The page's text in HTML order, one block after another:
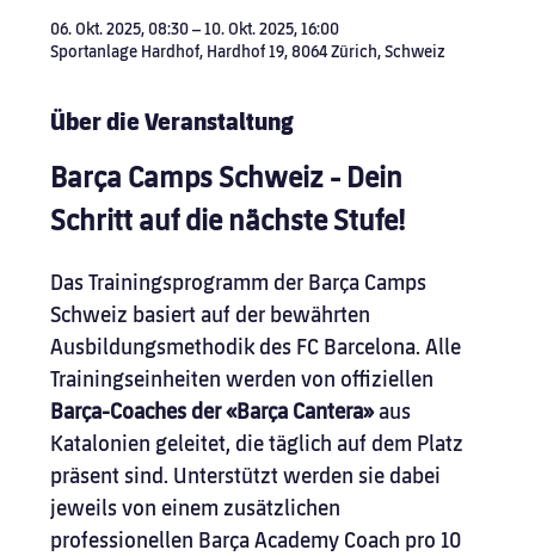
06. Okt. 2025, 08:30 – 10. Okt. 2025, 16:00
Sportanlage Hardhof, Hardhof 19, 8064 Zürich, Schweiz
Über die Veranstaltung
Barça Camps Schweiz - Dein
Schritt auf die nächste Stufe!
Das Trainingsprogramm der Barça Camps
Schweiz basiert auf der bewährten
Ausbildungsmethodik des FC Barcelona. Alle
Trainingseinheiten werden von offiziellen
Barça-Coaches der «Barça Cantera» aus
Katalonien geleitet, die täglich auf dem Platz
präsent sind. Unterstützt werden sie dabei
jeweils von einem zusätzlichen
professionellen Barça Academy Coach pro 10